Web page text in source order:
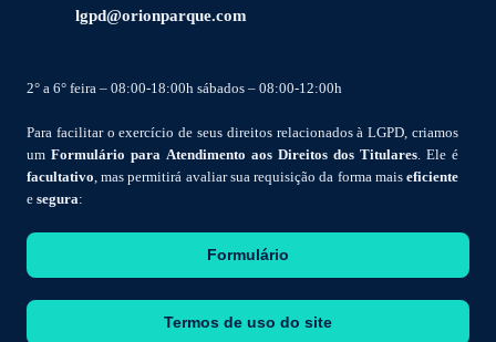
lgpd@orionparque.com
2° a 6° feira – 08:00-18:00h sábados – 08:00-12:00h
Para facilitar o exercício de seus direitos relacionados à LGPD, criamos
um Formulário para Atendimento aos Direitos dos Titulares . Ele é
facultativo , mas permitirá avaliar sua requisição da forma mais eficiente
e segura:
Formulário
Termos de uso do site